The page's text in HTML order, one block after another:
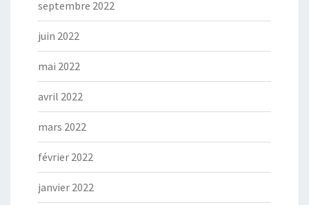
septembre 2022
juin 2022
mai 2022
avril 2022
mars 2022
février 2022
janvier 2022